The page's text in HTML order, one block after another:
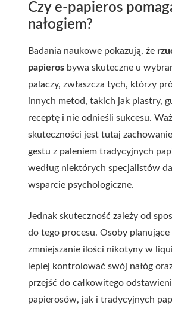
Czy e-papieros
nałogiem?
Badania naukowe pokazują, że
papieros bywa skuteczne u
palaczy, zwłaszcza tych, którzy
innych metod, takich jak plastry,
receptę i nie odnieśli sukcesu.
skuteczności jest tutaj
gestu z paleniem tradycyjnych
według niektórych specjalistów
wsparcie psychologiczne.
Jednak skuteczność zależy od
do tego procesu. Osoby
zmniejszanie ilości nikotyny w
lepiej kontrolować swój nałóg
przejść do całkowitego
papierosów, jak i tradycyjnych